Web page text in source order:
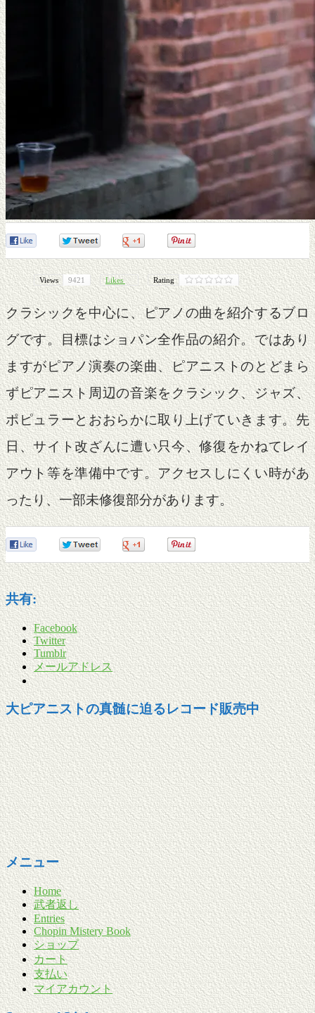
Views 9421 Likes Rating
クラシックを中心に、ピアノの曲を紹介するブロ
グです。目標はショパン全作品の紹介。ではあり
ますがピアノ演奏の楽曲、ピアニストのとどまら
ずピアニスト周辺の音楽をクラシック、ジャズ、
ポピュラーとおおらかに取り上げていきます。先
日、サイト改ざんに遭い只今、修復をかねてレイ
アウト等を準備中です。アクセスしにくい時があ
ったり、一部未修復部分があります。
共有:
Facebook
Twitter
Tumblr
メールアドレス
大ピアニストの真髄に迫るレコード販売中
メニュー
Home
武者返し
Entries
Chopin Mistery Book
ショップ
カート
支払い
マイアカウント